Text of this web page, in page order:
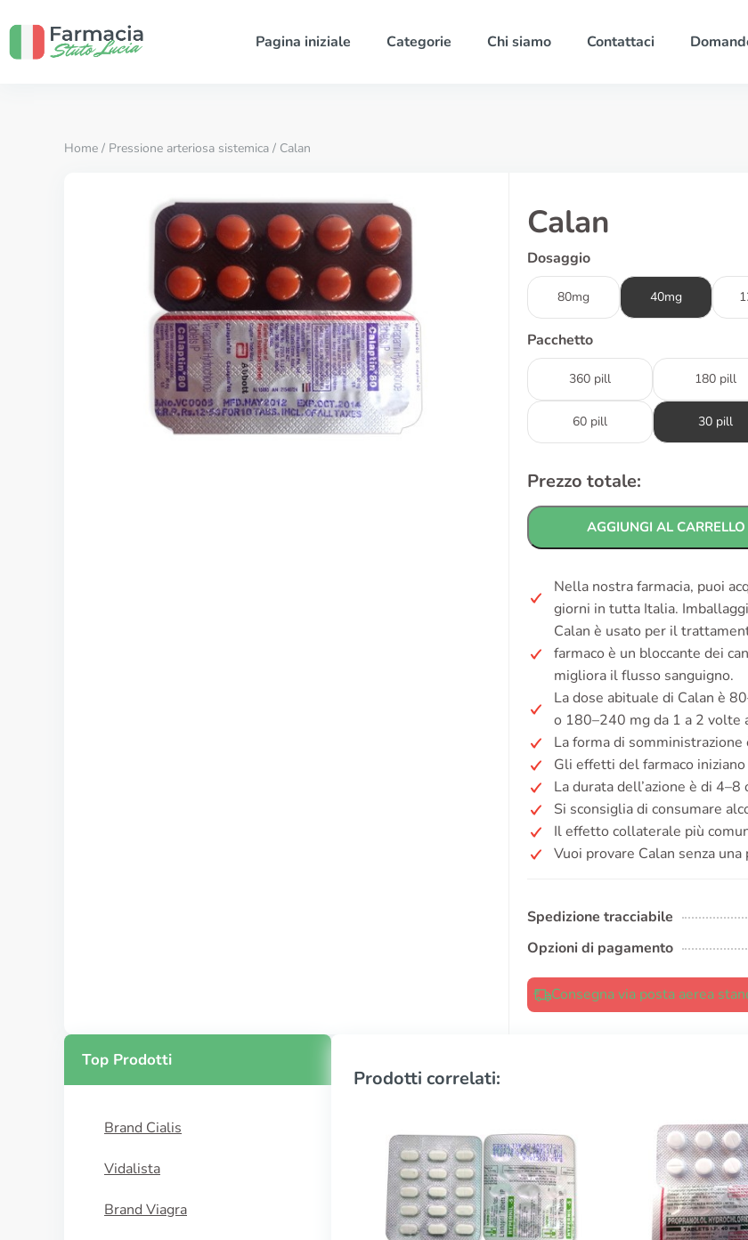
Pagina iniziale Categorie Chi siamo Contattaci
Home / Pressione arteriosa sistemica / Calan
Calan
Dosaggio
80mg 40mg
Pacchetto
360 pill 180 pill
60 pill 30 pill
Prezzo totale:
AGGIUNGI AL CARRELLO
Nella nostra farmacia, puoi
giorni in tutta Italia.
Calan è usato per il
farmaco è un bloccante dei
migliora il flusso sanguigno.
La dose abituale di Calan è
o 180–240 mg da 1 a 2 volte
La forma di
Gli effetti del farmaco
La durata dell’azione è di 4–8
Si sconsiglia di consumare
Il effetto collaterale più
Vuoi provare Calan senza una
Spedizione tracciabile
Opzioni di pagamento
Consegna via posta aerea
Top Prodotti
Brand Cialis
Vidalista
Brand Viagra
Prodotti correlati: